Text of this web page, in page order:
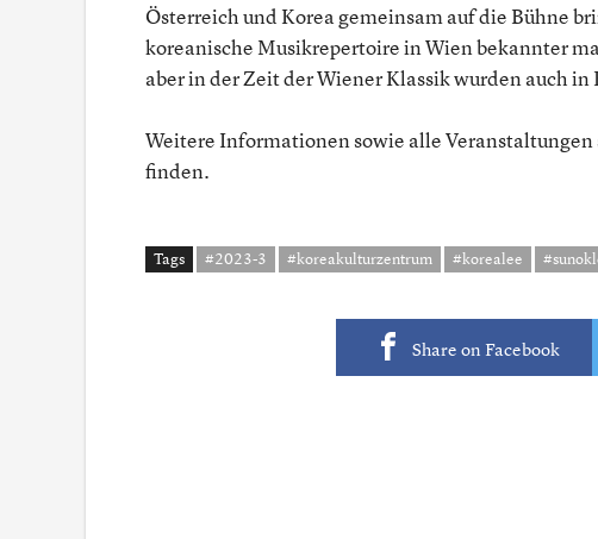
Österreich und Korea gemeinsam auf die Bühne
koreanische Musikrepertoire in Wien bekannter
aber in der Zeit der Wiener Klassik wurden auch
Weitere Informationen sowie alle Veranstaltungen
finden.
Tags #2023-3 #koreakulturzentrum #korealee
Share on Facebook